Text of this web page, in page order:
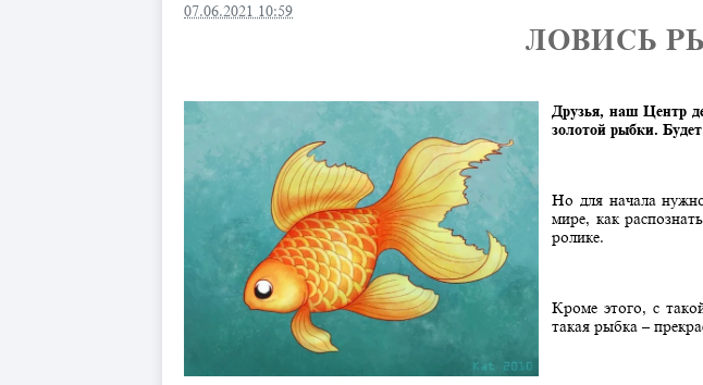
07.06.2021 10:59
ЛОВИСЬ
Друзья, наш Центр
золотой рыбки.
Но для начала
мире, как
ролике.
Кроме этого, с
такая рыбка –